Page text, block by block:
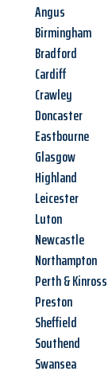
Angus
Birmingham
Bradford
Cardiff
Crawley
Doncaster
Eastbourne
Glasgow
Highland
Leicester
Luton
Newcastle
Northampton
Perth & Kinross
Preston
Sheffield
Southend
Swansea